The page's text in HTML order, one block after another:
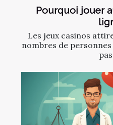
Pourquoi jouer
Les jeux casinos
nombres de